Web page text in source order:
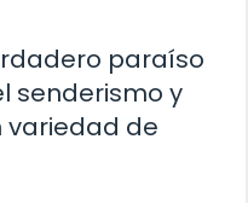
paraíso
senderismo y
variedad de